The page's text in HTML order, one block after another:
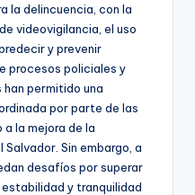
la delincuencia, con la
videovigilancia, el uso
y prevenir
procesos policiales y
permitido una
por parte de las
la mejora de la
Sin embargo, a
desafíos por superar
y tranquilidad